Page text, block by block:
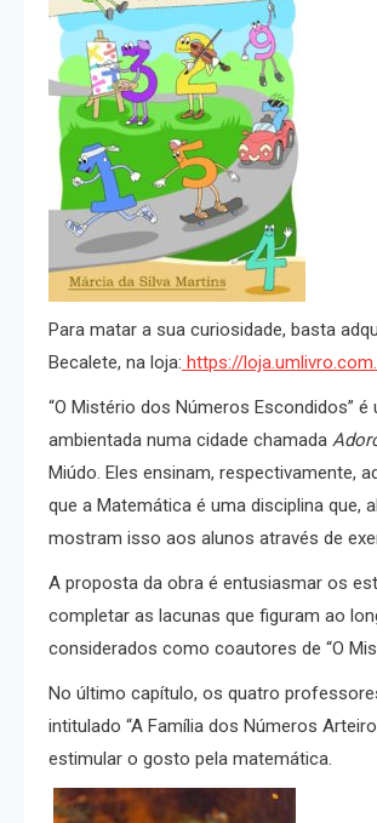
Para matar a sua curiosidade, basta
Becalete, na loja: https://
“O Mistério dos Números Escondidos”
ambientada numa cidade chamada
Miúdo. Eles ensinam, respectivamente,
que a Matemática é uma disciplina
mostram isso aos alunos através de
A proposta da obra é entusiasmar os
completar as lacunas que figuram ao
considerados como coautores de “O
No último capítulo, os quatro
intitulado “A Família dos Números
estimular o gosto pela matemática.